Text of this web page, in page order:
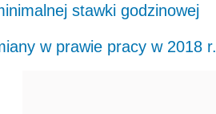
stawki godzinowej
w prawie pracy w 2018 r.